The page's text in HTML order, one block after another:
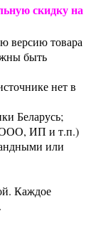
скидку на
версию товара
быть
нет в
Беларусь;
(ООО, ИП и т.п.)
или
Каждое